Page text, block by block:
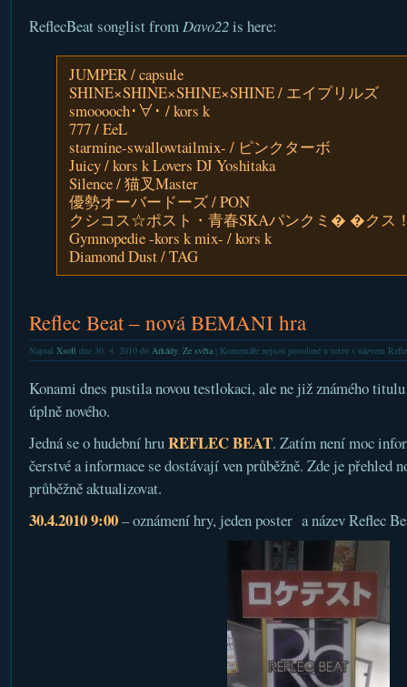
ReflecBeat songlist fromDavo22is here:
JUMPER / capsule
SHINE×SHINE×SHINE×SHINE / エイプリルズ
smooooch･∀･ / kors k
777 / EeL
starmine-swallowtailmix- / ピンクターボ
Juicy / kors k Lovers DJ Yoshitaka
Silence / 猫叉Master
優勢オーバードーズ / PON
クシコス☆ポスト・青春SKAパンクミ� �クス
Gymnopedie -kors k mix- / kors k
Diamond Dust / TAG
Reflec Beat – nová BEMANI hra
Napsal Xsoftdne 30. 4. 2010 do Arkády, Ze světa| Komentáře nejsou povolenéu textu s názvem
Konami dnes pustila novou testlokaci, ale ne již známého
úplně nového.
Jedná se o hudební hruREFLEC BEAT. Zatím není moc
čerstvé a informace se dostávají ven průběžně. Zde je přehled
průběžně aktualizovat.
30.4.2010 9:00– oznámení hry, jeden poster a název Reflec